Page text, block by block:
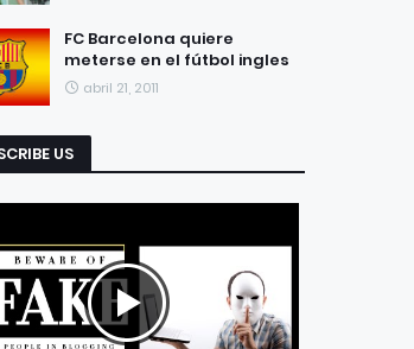
FC Barcelona quiere
meterse en el fútbol ingles
abril 21, 2011
US